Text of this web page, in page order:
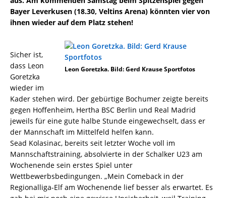
Bayer Leverkusen (18.30, Veltins Arena) könnten vier von
ihnen wieder auf dem Platz stehen!
Leon Goretzka. Bild: Gerd Krause Sportfotos
Sicher ist,
dass Leon
Goretzka
wieder im
Kader stehen wird. Der gebürtige Bochumer zeigte bereits
gegen Hoffenheim, Hertha BSC Berlin und Real Madrid
jeweils für eine gute halbe Stunde eingewechselt, dass er
der Mannschaft im Mittelfeld helfen kann.
Sead Kolasinac, bereits seit letzter Woche voll im
Mannschaftstraining, absolvierte in der Schalker U23 am
Wochenende sein erstes Spiel unter
Wettbewerbsbedingungen. „Mein Comeback in der
Regionalliga-Elf am Wochenende lief besser als erwartet. Es